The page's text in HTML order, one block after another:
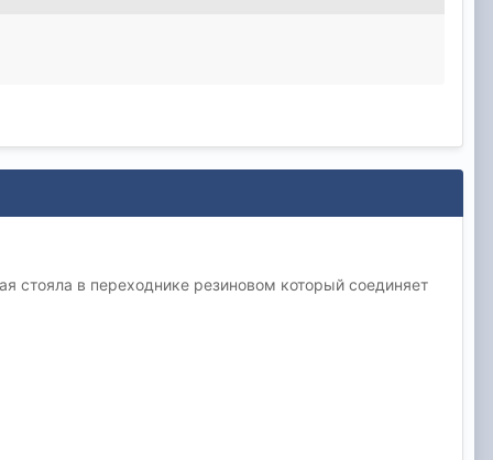
стояла в переходнике резиновом который соединяет